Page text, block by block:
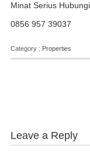
Minat Serius
0856 957 39037
Category : Properties
Leave a Reply